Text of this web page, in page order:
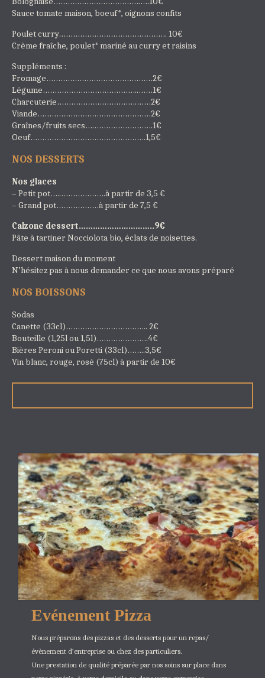
Sauce tomate maison, boeuf*, oignons confits
Poulet curry………………………………………. 10€
Crème fraîche, poulet* mariné au curry et raisins
Suppléments :
Fromage………………………………………2€
Légume…………………………………..……1€
Charcuterie…………………………….……2€
Viande…………………………………………2€
Graînes/fruits secs….…………………….1€
Oeuf………………………………………….1,5€
NOS DESSERTS
Nos glaces
– Petit pot…..……………….à partir de 3,5 €
– Grand pot………………à partir de 7,5 €
Calzone dessert…………………………..9€
Pâte à tartiner Nocciolota bio, éclats de noisettes.
Dessert maison du moment
N’hésitez pas à nous demander ce que nous avons préparé
NOS BOISSONS
Sodas
Canette (33cl)…………………………….. 2€
Bouteille (1,25l ou 1,5l)………………….4€
Bières Peroni ou Poretti (33cl)……..3,5€
Vin blanc, rouge, rosé (75cl) à partir de 10€
Evénement Pizza
Nous préparons des pizzas et des desserts pour un repas/
évènement d’entreprise ou chez des particuliers.
Une prestation de qualité préparée par nos soins sur place dans